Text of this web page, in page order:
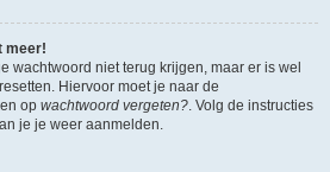
meer!
wachtwoord niet terug krijgen, maar er is wel
Hiervoor moet je naar de
op wachtwoord vergeten?. Volg de instructies
je je weer aanmelden.